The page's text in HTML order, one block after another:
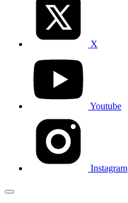
X
Youtube
Instagram